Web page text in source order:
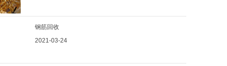
钢筋回收
2021-03-24